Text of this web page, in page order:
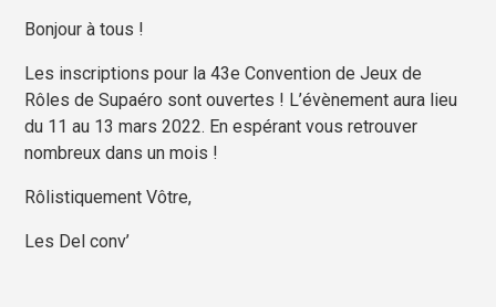
Bonjour à tous !
Les inscriptions pour la 43e Convention de Jeux de
Rôles de Supaéro sont ouvertes ! L’évènement aura lieu
du 11 au 13 mars 2022. En espérant vous retrouver
nombreux dans un mois !
Rôlistiquement Vôtre,
Les Del conv’